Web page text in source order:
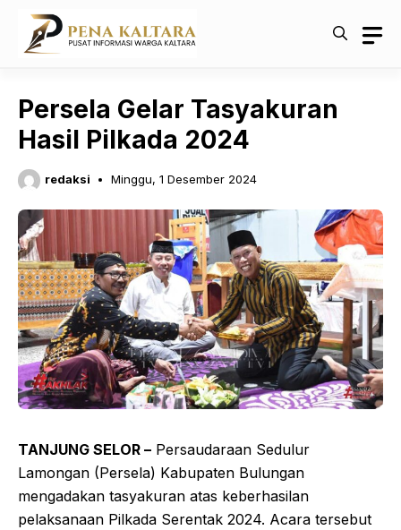
Langsung
Persela Gelar Tasyakuran
Hasil Pilkada 2024
redaksi Minggu, 1 Desember 2024
TANJUNG SELOR – Persaudaraan Sedulur
Lamongan (Persela) Kabupaten Bulungan
mengadakan tasyakuran atas keberhasilan
pelaksanaan Pilkada Serentak 2024. Acara tersebut